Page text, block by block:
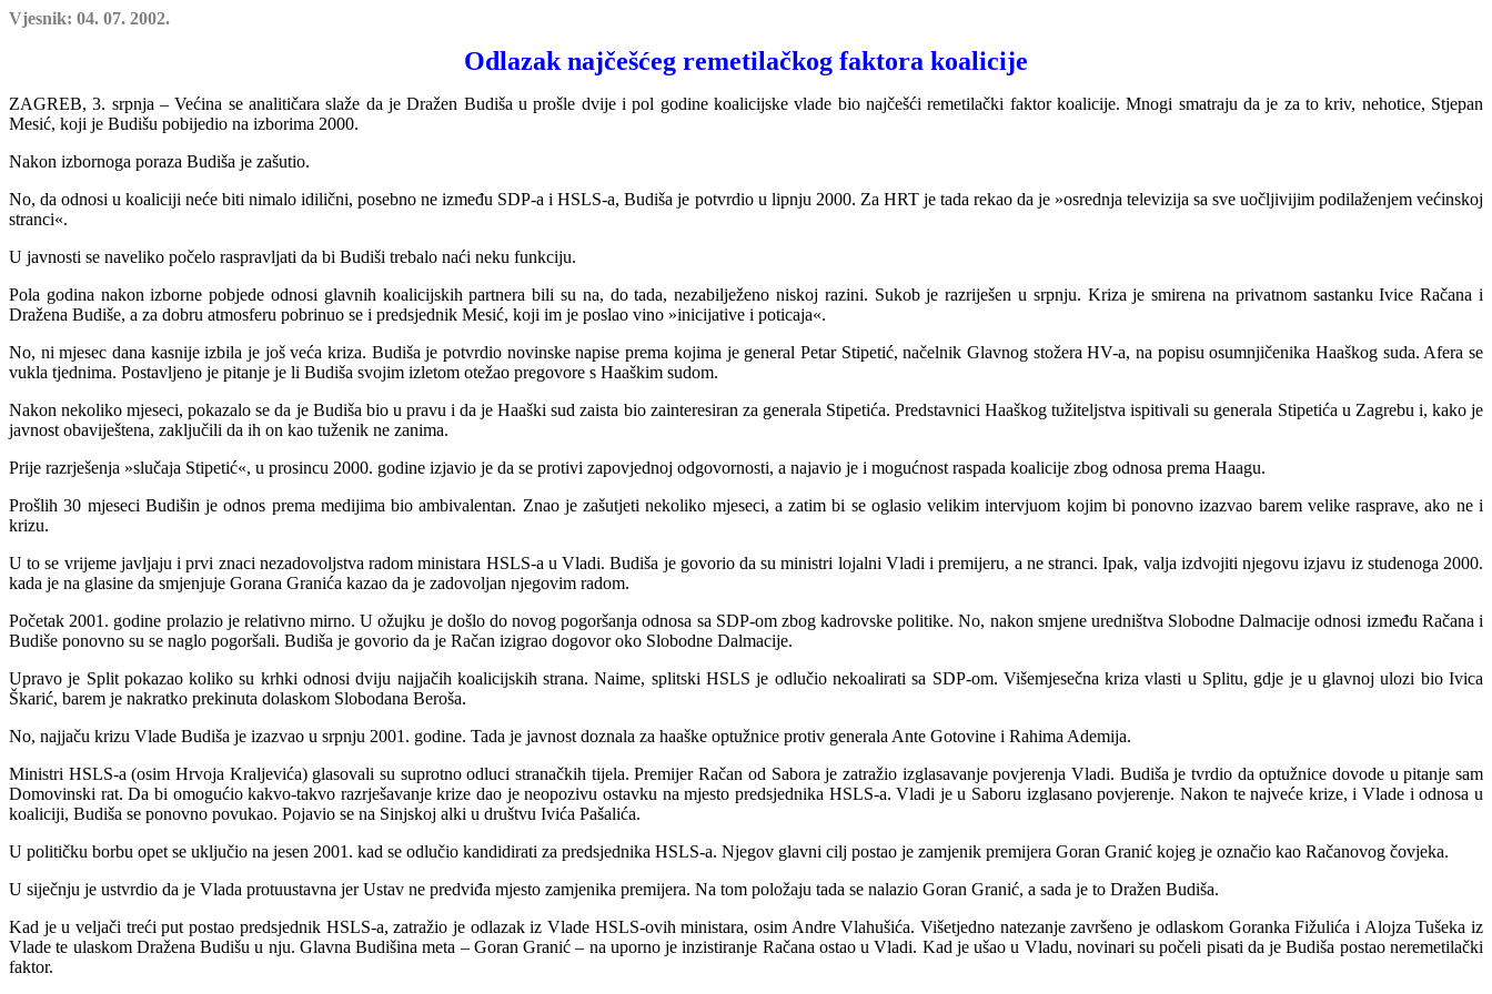
Vjesnik: 04. 07. 2002.
Odlazak najčešćeg remetilačkog faktora koalicije
ZAGREB, 3. srpnja – Većina se analitičara slaže da je Dražen Budiša u prošle dvije i pol godine koalicijske vlade bio najčešći remetilački faktor koalicije. Mnogi smatraju da je za to kriv, nehotice, Stjepan
Mesić, koji je Budišu pobijedio na izborima 2000.
Nakon izbornoga poraza Budiša je zašutio.
No, da odnosi u koaliciji neće biti nimalo idilični, posebno ne između SDP-a i HSLS-a, Budiša je potvrdio u lipnju 2000. Za HRT je tada rekao da je »osrednja televizija sa sve uočljivijim podilaženjem većinskoj
stranci«.
U javnosti se naveliko počelo raspravljati da bi Budiši trebalo naći neku funkciju.
Pola godina nakon izborne pobjede odnosi glavnih koalicijskih partnera bili su na, do tada, nezabilježeno niskoj razini. Sukob je razriješen u srpnju. Kriza je smirena na privatnom sastanku Ivice Račana i
Dražena Budiše, a za dobru atmosferu pobrinuo se i predsjednik Mesić, koji im je poslao vino »inicijative i poticaja«.
No, ni mjesec dana kasnije izbila je još veća kriza. Budiša je potvrdio novinske napise prema kojima je general Petar Stipetić, načelnik Glavnog stožera HV-a, na popisu osumnjičenika Haaškog suda. Afera se
vukla tjednima. Postavljeno je pitanje je li Budiša svojim izletom otežao pregovore s Haaškim sudom.
Nakon nekoliko mjeseci, pokazalo se da je Budiša bio u pravu i da je Haaški sud zaista bio zainteresiran za generala Stipetića. Predstavnici Haaškog tužiteljstva ispitivali su generala Stipetića u Zagrebu i, kako je
javnost obaviještena, zaključili da ih on kao tuženik ne zanima.
Prije razrješenja »slučaja Stipetić«, u prosincu 2000. godine izjavio je da se protivi zapovjednoj odgovornosti, a najavio je i mogućnost raspada koalicije zbog odnosa prema Haagu.
Prošlih 30 mjeseci Budišin je odnos prema medijima bio ambivalentan. Znao je zašutjeti nekoliko mjeseci, a zatim bi se oglasio velikim intervjuom kojim bi ponovno izazvao barem velike rasprave, ako ne i
krizu.
U to se vrijeme javljaju i prvi znaci nezadovoljstva radom ministara HSLS-a u Vladi. Budiša je govorio da su ministri lojalni Vladi i premijeru, a ne stranci. Ipak, valja izdvojiti njegovu izjavu iz studenoga 2000.
kada je na glasine da smjenjuje Gorana Granića kazao da je zadovoljan njegovim radom.
Početak 2001. godine prolazio je relativno mirno. U ožujku je došlo do novog pogoršanja odnosa sa SDP-om zbog kadrovske politike. No, nakon smjene uredništva Slobodne Dalmacije odnosi između Račana i
Budiše ponovno su se naglo pogoršali. Budiša je govorio da je Račan izigrao dogovor oko Slobodne Dalmacije.
Upravo je Split pokazaokoliko su krhki odnosi dviju najjačih koalicijskih strana. Naime, splitski HSLS je odlučio nekoalirati sa SDP-om. Višemjesečna kriza vlasti u Splitu, gdje je u glavnoj ulozi bio Ivica
Škarić, barem je nakratko prekinuta dolaskom Slobodana Beroša.
No, najjaču krizu Vlade Budiša je izazvao u srpnju 2001. godine. Tada je javnost doznala za haaške optužnice protiv generala Ante Gotovine i Rahima Ademija.
Ministri HSLS-a (osim Hrvoja Kraljevića) glasovali su suprotno odluci stranačkih tijela. Premijer Račan od Sabora je zatražio izglasavanje povjerenja Vladi. Budiša je tvrdio da optužnice dovode u pitanje sam
Domovinski rat. Da bi omogućio kakvo-takvo razrješavanje krize dao je neopozivu ostavku na mjesto predsjednika HSLS-a. Vladi je u Saboru izglasano povjerenje. Nakon te najveće krize, i Vlade i odnosa u
koaliciji, Budiša se ponovno povukao. Pojavio se na Sinjskoj alki u društvu Ivića Pašalića.
U političku borbu opet se uključio na jesen 2001. kad se odlučio kandidirati za predsjednika HSLS-a. Njegov glavni cilj postao je zamjenik premijera Goran Granić kojeg je označio kao Račanovog čovjeka.
U siječnju je ustvrdio da je Vlada protuustavna jer Ustav ne predviđa mjesto zamjenika premijera. Na tom položaju tada se nalazio Goran Granić, a sada je to Dražen Budiša.
Kad je u veljači treći put postao predsjednik HSLS-a, zatražio je odlazak iz Vlade HSLS-ovih ministara, osim Andre Vlahušića. Višetjedno natezanje završeno je odlaskom Goranka Fižulića i Alojza Tušeka iz
Vlade te ulaskom Dražena Budišu u nju. Glavna Budišina meta – Goran Granić – na uporno je inzistiranje Račana ostao u Vladi. Kad je ušao u Vladu, novinari su počeli pisati da je Budiša postao neremetilački
faktor.